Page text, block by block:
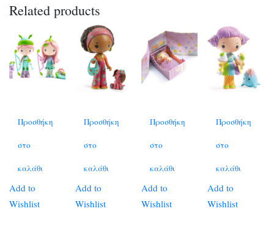
Related products
Προσθήκη
στο
καλάθι
Add to
Wishlist
Προσθήκη
στο
καλάθι
Add to
Wishlist
Προσθήκη
στο
καλάθι
Add to
Wishlist
Προσθήκη
στο
καλάθι
Add to
Wishlist